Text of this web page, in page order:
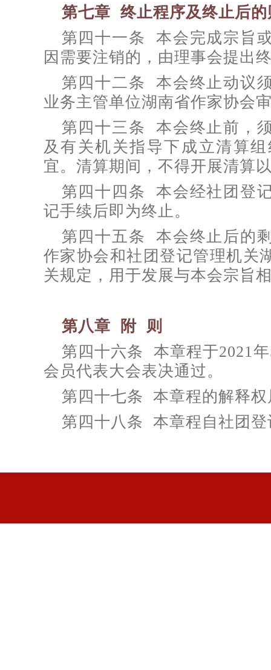
第七章 终止程序及终止后的
第四十一条 本会完成宗旨
因需要注销的，由理事会提出
第四十二条 本会终止动议
业务主管单位湖南省作家协会
第四十三条 本会终止前，
及有关机关指导下成立清算
宜。清算期间，不得开展清算
第四十四条 本会经社团登
记手续后即为终止。
第四十五条 本会终止后的
作家协会和社团登记管理机关
关规定，用于发展与本会宗旨
第八章 附 则
第四十六条 本章程于2021
会员代表大会表决通过。
第四十七条 本章程的解释
第四十八条 本章程自社团